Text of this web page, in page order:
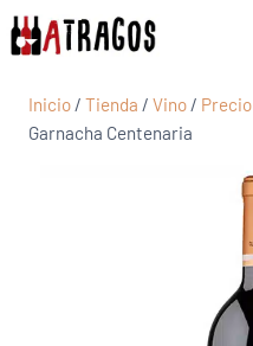
Inicio / Tienda / Vino / Precio
Garnacha Centenaria